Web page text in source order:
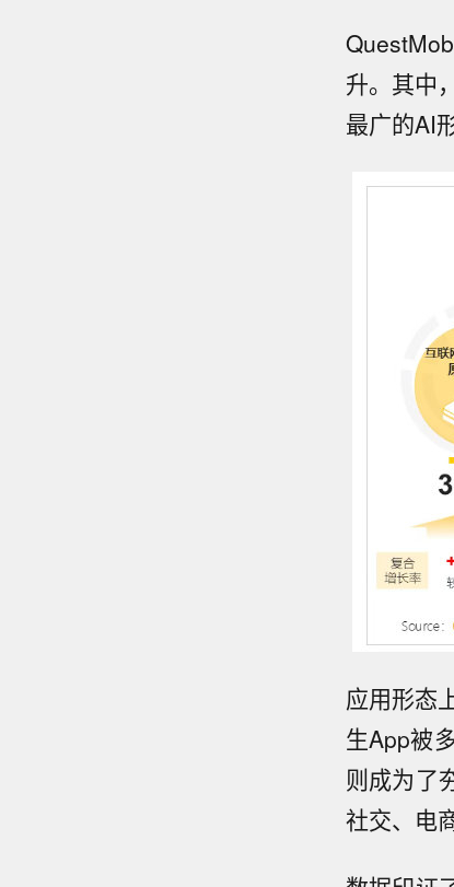
升。其中
最广的AI
应用形态
生App被
则成为了
社交、电